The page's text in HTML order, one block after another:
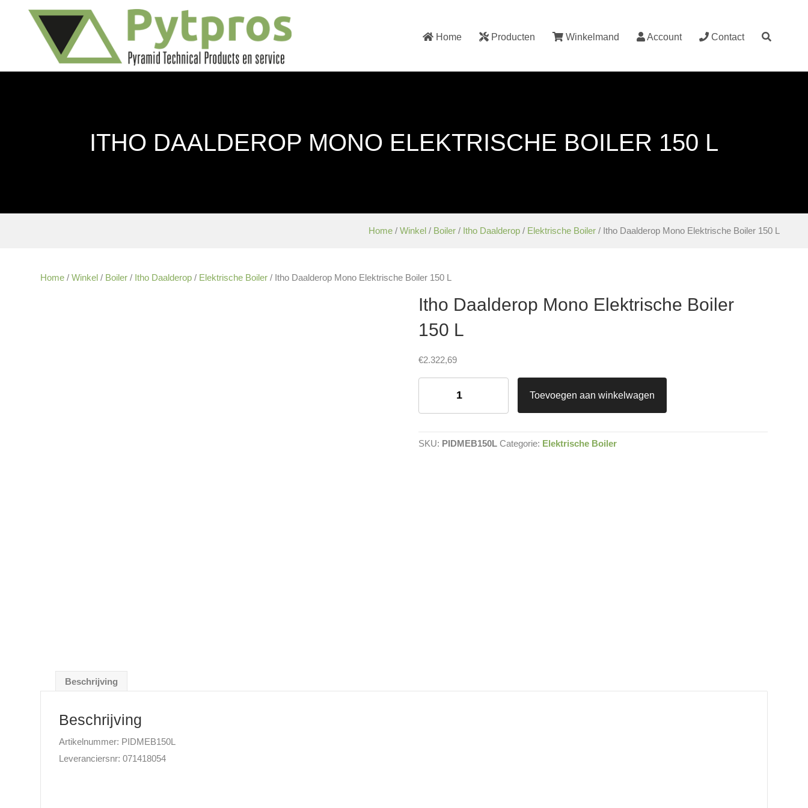
Home Producten Winkelmand Account Contact
ITHO DAALDEROP MONO ELEKTRISCHE BOILER 150 L
Home / Winkel / Boiler / Itho Daalderop / Elektrische Boiler / Itho Daalderop Mono Elektrische Boiler 150 L
Home /Winkel / Boiler / Itho Daalderop / Elektrische Boiler / Itho Daalderop Mono Elektrische Boiler 150 L
Itho Daalderop Mono Elektrische Boiler
150 L
€2.322,69
Itho
Daalderop
Elektrische
L
Toevoegen aan winkelwagen
SKU: PIDMEB150L Categorie: Elektrische Boiler
Beschrijving
Beschrijving
Artikelnummer: PIDMEB150L
Leveranciersnr: 071418054